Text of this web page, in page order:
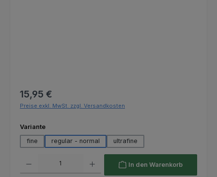
Regulärer Preis:
15,95 €
Preise exkl. MwSt. zzgl. Versandkosten
Varianteauswählen
fine
regular - normal ultrafine
In den Warenkorb